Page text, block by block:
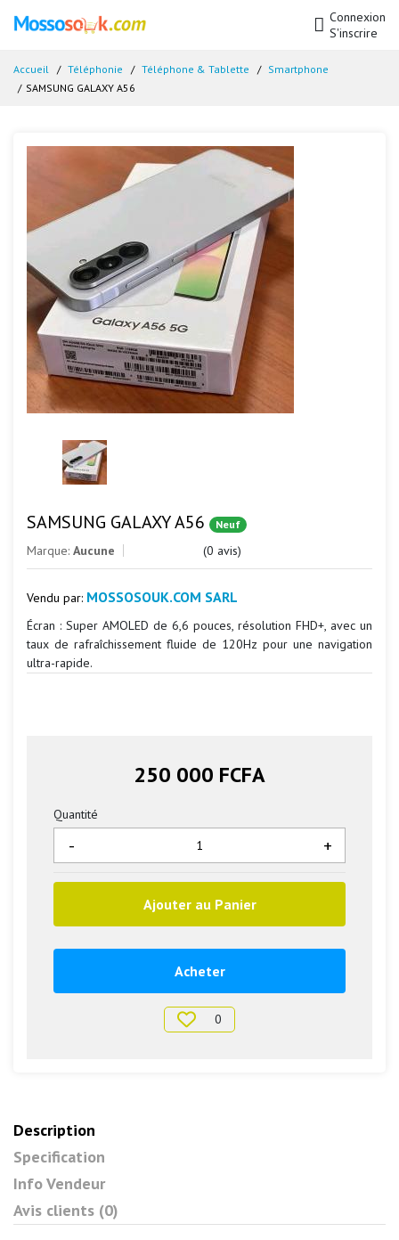
Connexion
S'inscrire
Accueil Téléphonie Téléphone & Tablette
Smartphone
SAMSUNG GALAXY A56
SAMSUNG GALAXY A56 Neuf
Marque: Aucune (0 avis)
Vendu par: MOSSOSOUK.COM SARL
Écran : Super AMOLED de 6,6 pouces, résolution FHD+, avec un
taux de rafraîchissement fluide de 120Hz pour une navigation
ultra-rapide.
250 000 FCFA
Quantité
+
-
Ajouter au Panier
Acheter
0
Description
Specification
Info Vendeur
Avis clients (0)